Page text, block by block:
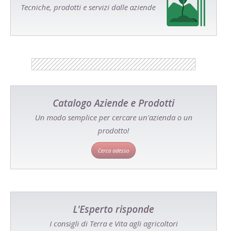
Tecniche, prodotti e servizi dalle aziende
Catalogo Aziende e Prodotti
Un modo semplice per cercare un'azienda o un
prodotto!
Cerca adesso
L'Esperto risponde
I consigli di Terra e Vita agli agricoltori